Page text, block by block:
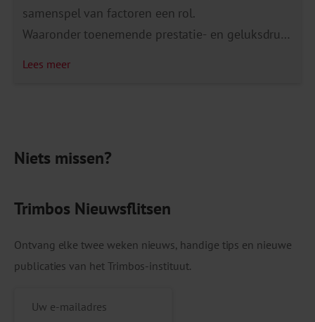
Niets missen?
Trimbos Nieuwsflitsen
Ontvang elke twee weken nieuws, handige tips en nieuwe
publicaties van het Trimbos-instituut.
samenspel van factoren een rol.
Waaronder toenemende prestatie- en geluksdruk,
of de cijfers aanhoudend hoog blijven, verder
stijgende trends Bij meisjes en jonge
een aanhoudend stijgende trend in […]
Lees meer